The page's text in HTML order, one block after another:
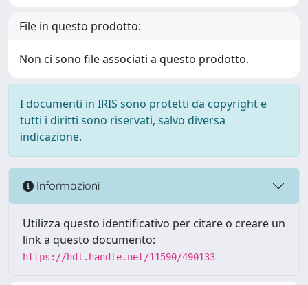
File in questo prodotto:
Non ci sono file associati a questo prodotto.
I documenti in IRIS sono protetti da copyright e
tutti i diritti sono riservati, salvo diversa
indicazione.
Informazioni
Utilizza questo identificativo per citare o creare un
link a questo documento:
https://hdl.handle.net/11590/490133